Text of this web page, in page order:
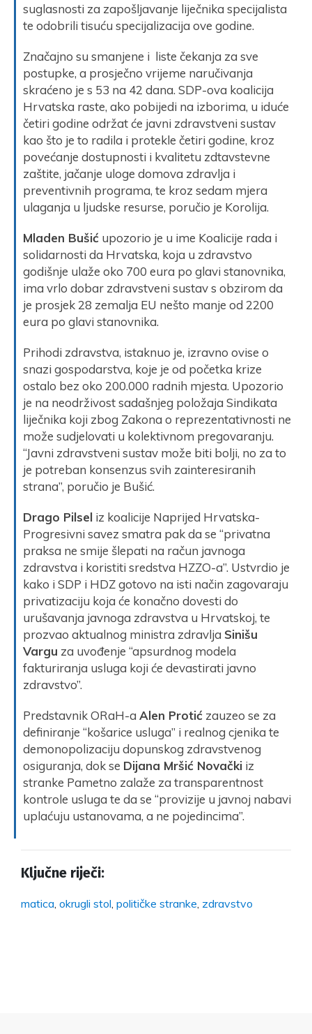
suglasnosti za zapošljavanje liječnika specijalista
te odobrili tisuću specijalizacija ove godine.
Značajno su smanjene i liste čekanja za sve
postupke, a prosječno vrijeme naručivanja
skraćeno je s 53 na 42 dana. SDP-ova koalicija
Hrvatska raste, ako pobijedi na izborima, u iduće
četiri godine održat će javni zdravstveni sustav
kao što je to radila i protekle četiri godine, kroz
povećanje dostupnosti i kvalitetu zdtavstevne
zaštite, jačanje uloge domova zdravlja i
preventivnih programa, te kroz sedam mjera
ulaganja u ljudske resurse, poručio je Korolija.
Mladen Bušić upozorio je u ime Koalicije rada i
solidarnosti da Hrvatska, koja u zdravstvo
godišnje ulaže oko 700 eura po glavi stanovnika,
ima vrlo dobar zdravstveni sustav s obzirom da
je prosjek 28 zemalja EU nešto manje od 2200
eura po glavi stanovnika.
Prihodi zdravstva, istaknuo je, izravno ovise o
snazi gospodarstva, koje je od početka krize
ostalo bez oko 200.000 radnih mjesta. Upozorio
je na neodrživost sadašnjeg položaja Sindikata
liječnika koji zbog Zakona o reprezentativnosti ne
može sudjelovati u kolektivnom pregovaranju.
“Javni zdravstveni sustav može biti bolji, no za to
je potreban konsenzus svih zainteresiranih
strana”, poručio je Bušić.
Drago Pilsel iz koalicije Naprijed Hrvatska-
Progresivni savez smatra pak da se “privatna
praksa ne smije šlepati na račun javnoga
zdravstva i koristiti sredstva HZZO-a”. Ustvrdio je
kako i SDP i HDZ gotovo na isti način zagovaraju
privatizaciju koja će konačno dovesti do
urušavanja javnoga zdravstva u Hrvatskoj, te
prozvao aktualnog ministra zdravlja Sinišu
Vargu za uvođenje “apsurdnog modela
fakturiranja usluga koji će devastirati javno
zdravstvo”.
Predstavnik ORaH-a Alen Protić zauzeo se za
definiranje “košarice usluga” i realnog cjenika te
demonopolizaciju dopunskog zdravstvenog
osiguranja, dok se Dijana Mršić Novački iz
stranke Pametno zalaže za transparentnost
kontrole usluga te da se “provizije u javnoj nabavi
uplaćuju ustanovama, a ne pojedincima”.
Ključne riječi:
matica okrugli stol političke stranke zdravstvo